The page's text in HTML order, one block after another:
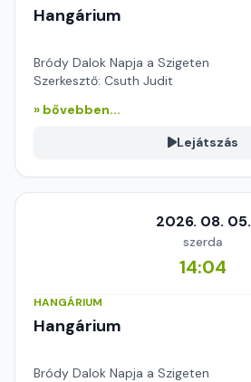
Hangárium
Bródy Dalok Napja a Szigeten
Szerkesztő: Csuth Judit
» bővebben...
Lejátszás
2026. 08. 05.
szerda
14:04
HANGÁRIUM
Hangárium
Bródy Dalok Napja a Szigeten